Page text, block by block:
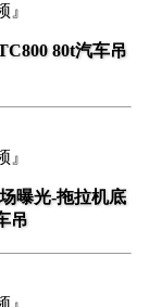
』
80t汽车吊
』
曝光-拖拉机底
吊